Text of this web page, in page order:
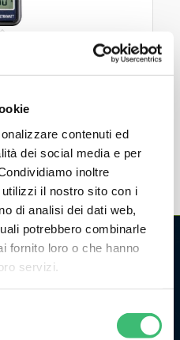
contenuti ed
dei social media e per
inoltre
il nostro sito con i
di analisi dei dati web,
potrebbero combinarle
fornito loro o che hanno
servizi.
, ed opera nel
industriale. Fa parte di